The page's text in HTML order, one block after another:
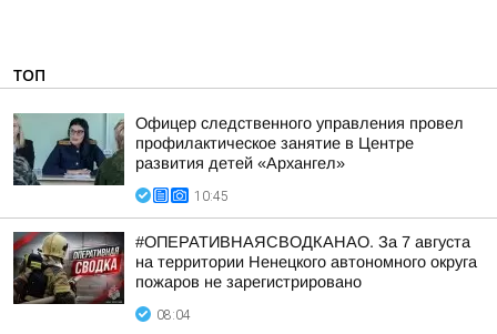
ТОП
Офицер следственного управления провел
профилактическое занятие в Центре
развития детей «Архангел»
10:45
#ОПЕРАТИВНАЯСВОДКАНАО. За 7 августа
на территории Ненецкого автономного округа
пожаров не зарегистрировано
08:04